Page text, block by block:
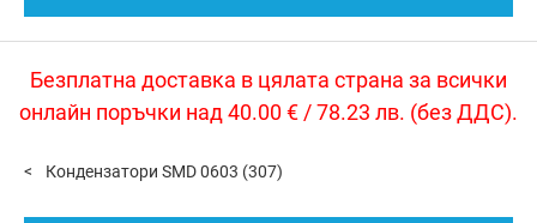
Безплатна доставка в цялата страна за всички
онлайн поръчки над 40.00 € / 78.23 лв. (без ДДС).
Кондензатори SMD 0603 (307)